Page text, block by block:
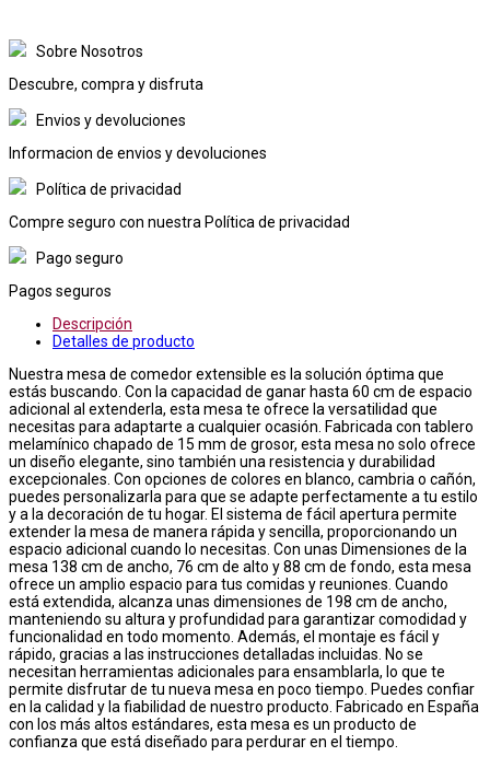
Sobre Nosotros
Descubre, compra y disfruta
Envios y devoluciones
Informacion de envios y devoluciones
Política de privacidad
Compre seguro con nuestra Política de privacidad
Pago seguro
Pagos seguros
Descripción
Detalles de producto
Nuestra mesa de comedor extensible es la solución óptima que
estás buscando. Con la capacidad de ganar hasta 60 cm de espacio
adicional al extenderla, esta mesa te ofrece la versatilidad que
necesitas para adaptarte a cualquier ocasión. Fabricada con tablero
melamínico chapado de 15 mm de grosor, esta mesa no solo ofrece
un diseño elegante, sino también una resistencia y durabilidad
excepcionales. Con opciones de colores en blanco, cambria o cañón,
puedes personalizarla para que se adapte perfectamente a tu estilo
y a la decoración de tu hogar. El sistema de fácil apertura permite
extender la mesa de manera rápida y sencilla, proporcionando un
espacio adicional cuando lo necesitas. Con unas Dimensiones de la
mesa 138 cm de ancho, 76 cm de alto y 88 cm de fondo, esta mesa
ofrece un amplio espacio para tus comidas y reuniones. Cuando
está extendida, alcanza unas dimensiones de 198 cm de ancho,
manteniendo su altura y profundidad para garantizar comodidad y
funcionalidad en todo momento. Además, el montaje es fácil y
rápido, gracias a las instrucciones detalladas incluidas. No se
necesitan herramientas adicionales para ensamblarla, lo que te
permite disfrutar de tu nueva mesa en poco tiempo. Puedes confiar
en la calidad y la fiabilidad de nuestro producto. Fabricado en España
con los más altos estándares, esta mesa es un producto de
confianza que está diseñado para perdurar en el tiempo.